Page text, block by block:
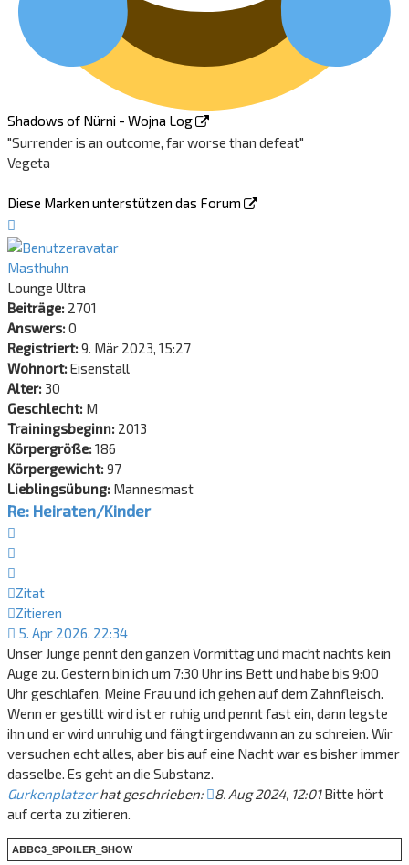
Shadows of Nürni - Wojna Log
"Surrender is an outcome, far worse than defeat"
Vegeta
Diese Marken unterstützen das Forum
oben
Masthuhn
Lounge Ultra
Beiträge: 2701
Answers:0
Registriert:9. Mär 2023, 15:27
Wohnort:Eisenstall
Alter: 30
Geschlecht: M
Trainingsbeginn: 2013
Körpergröße:186
Körpergewicht:97
Lieblingsübung: Mannesmast
Re: Heiraten/Kinder
Zitat
Zitieren
5. Apr 2026, 22:34
Unser Junge pennt den ganzen Vormittag und macht nachts kein
Auge zu. Gestern bin ich um 7:30 Uhr ins Bett und habe bis 9:00
Uhr geschlafen. Meine Frau und ich gehen auf dem Zahnfleisch.
Wenn er gestillt wird ist er ruhig und pennt fast ein, dann legste
ihn und er wird unruhig und fängt irgendwann an zu schreien. Wir
versuchen echt alles, aber bis auf eine Nacht war es bisher immer
dasselbe. Es geht an die Substanz.
Gurkenplatzerhat geschrieben: 8. Aug 2024, 12:01Bitte hört
auf certa zu zitieren.
ABBC3_SPOILER_SHOW